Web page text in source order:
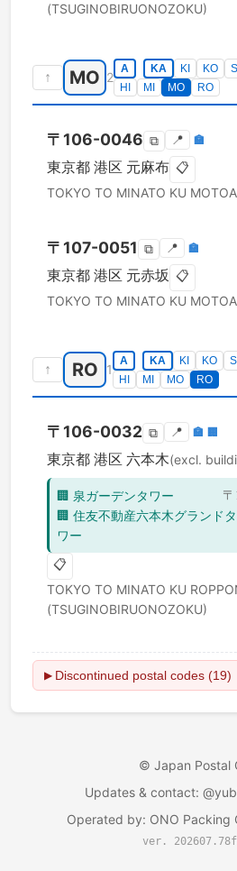
(TSUGINOBIRUONOZOKU)
↑ MO 2
A KA KI KO SI
HI
MI MO RO
〒 106-0046 ⧉ 📍 🏣
東京都 港区 元麻布 📋
TOKYO TO MINATO KU
〒 107-0051 ⧉ 📍 🏣
東京都 港区 元赤坂 📋
TOKYO TO MINATO KU
↑ RO 1
A KA KI KO SI
HI
MI MO RO
〒 106-0032 ⧉ 📍 🏣 🏢
東京都 港区 六本木(excl.
🏢 泉ガーデンタワー 〒
🏢 住友不動産六本木グランドタ
ワー
📋
TOKYO TO MINATO KU
(TSUGINOBIRUONOZOKU)
▶ Discontinued postal codes (19)
© Japan Postal
Updates & contact:
Operated by: ONO Packing
ver.